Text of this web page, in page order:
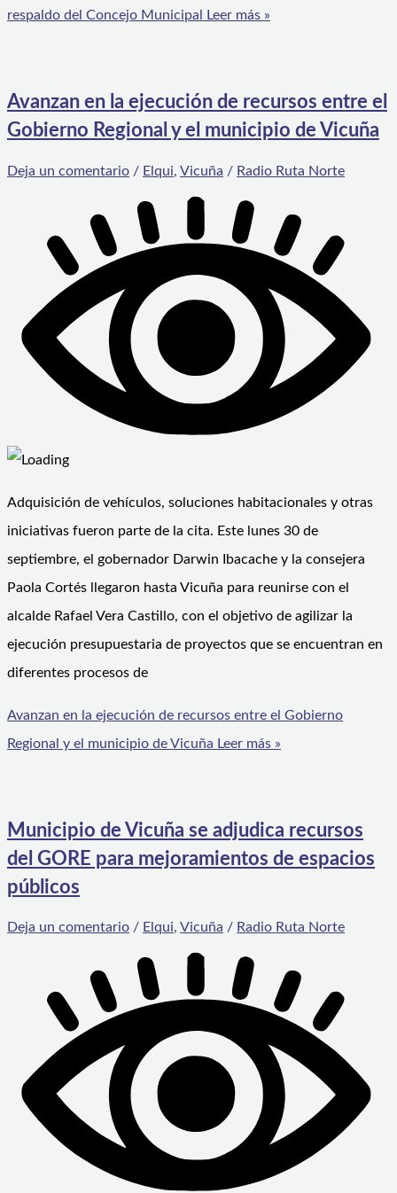
respaldo del Concejo Municipal Leer más »
Avanzan en la ejecución de recursos entre el
Gobierno Regional y el municipio de Vicuña
Deja un comentario / Elqui, Vicuña / Radio Ruta Norte
Adquisición de vehículos, soluciones habitacionales y otras
iniciativas fueron parte de la cita. Este lunes 30 de
septiembre, el gobernador Darwin Ibacache y la consejera
Paola Cortés llegaron hasta Vicuña para reunirse con el
alcalde Rafael Vera Castillo, con el objetivo de agilizar la
ejecución presupuestaria de proyectos que se encuentran en
diferentes procesos de
Avanzan en la ejecución de recursos entre el Gobierno
Regional y el municipio de Vicuña Leer más »
Municipio de Vicuña se adjudica recursos
del GORE para mejoramientos de espacios
públicos
Deja un comentario / Elqui, Vicuña / Radio Ruta Norte